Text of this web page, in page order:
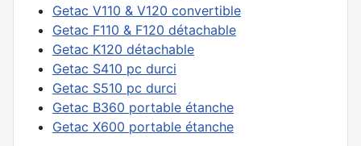
Getac V110 & V120 convertible
Getac F110 & F120 détachable
Getac K120 détachable
Getac S410 pc durci
Getac S510 pc durci
Getac B360 portable étanche
Getac X600 portable étanche